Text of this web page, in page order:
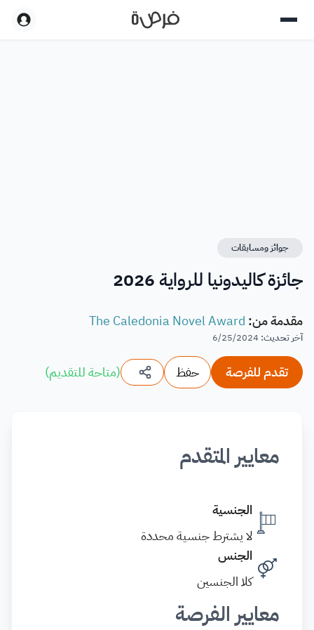
جوائز ومسابقات
جائزة كاليدونيا للرواية 2026
مقدمة من:
The Caledonia Novel Award
آخر تحديث:
6/25/2024
تقدم للفرصة حفظ (متاحة للتقديم)
معايير المتقدم
الجنسية
لا يشترط جنسية محددة
الجنس
كلا الجنسين
معايير الفرصة